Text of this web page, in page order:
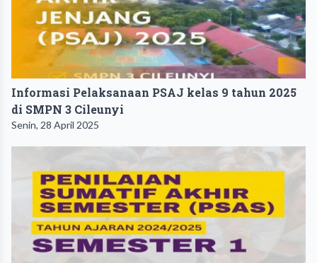
Informasi Pelaksanaan PSAJ kelas 9 tahun 2025
di SMPN 3 Cileunyi
Senin, 28 April 2025